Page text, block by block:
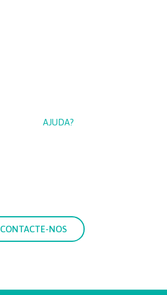
AJUDA?
CONTACTE-NOS